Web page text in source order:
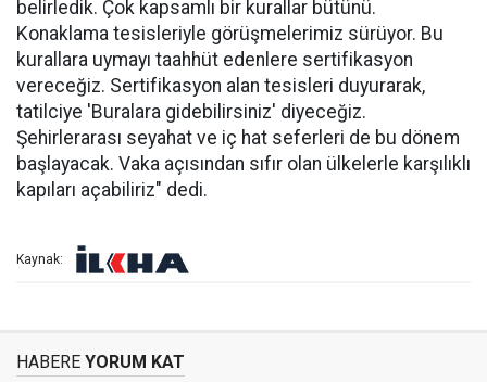
belirledik. Çok kapsamlı bir kurallar bütünü.
Konaklama tesisleriyle görüşmelerimiz sürüyor. Bu
kurallara uymayı taahhüt edenlere sertifikasyon
vereceğiz. Sertifikasyon alan tesisleri duyurarak,
tatilciye 'Buralara gidebilirsiniz' diyeceğiz.
Şehirlerarası seyahat ve iç hat seferleri de bu dönem
başlayacak. Vaka açısından sıfır olan ülkelerle karşılıklı
kapıları açabiliriz" dedi.
Kaynak:
HABERE YORUM KAT